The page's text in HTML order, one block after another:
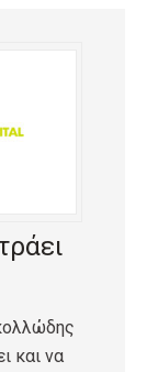
και να